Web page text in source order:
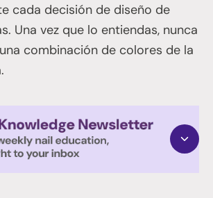
cada decisión de diseño de
Una vez que lo entiendas, nunca
combinación de colores de la